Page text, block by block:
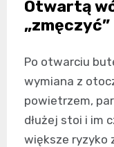
Otwartą
„zmęczyć”
Po otwarciu
wymiana z
powietrzem,
dłużej stoi i im
większe ryzyko